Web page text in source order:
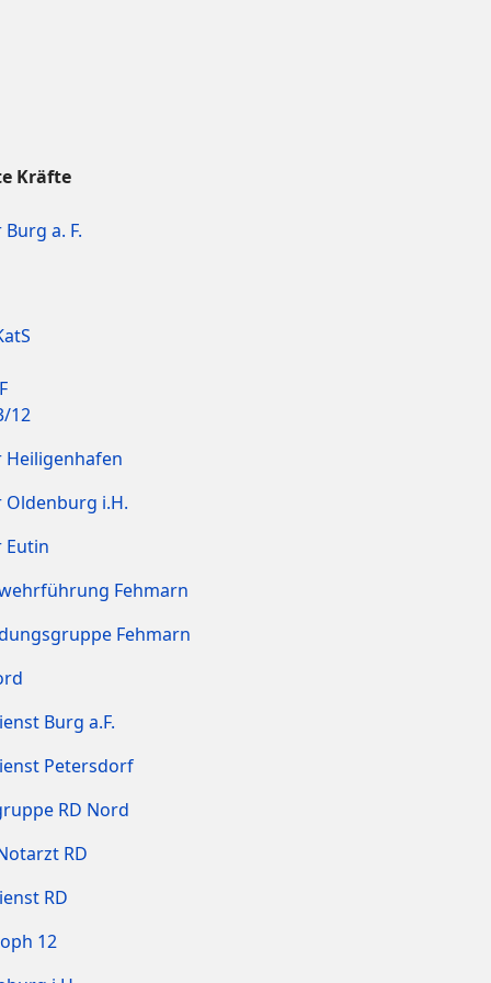
Kräfte
a. F.
12
Heiligenhafen
Oldenburg i.H.
Eutin
Fehmarn
Fehmarn
Burg a.F.
Petersdorf
RD Nord
RD
RD
12